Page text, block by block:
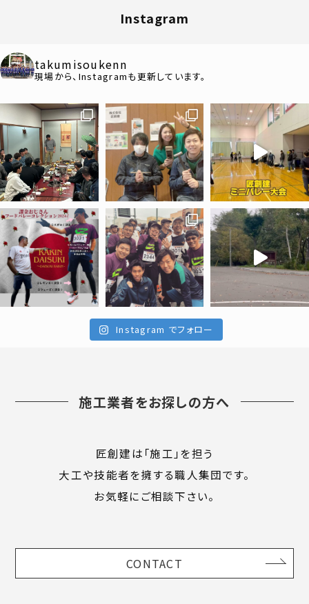
Instagram
takumisoukenn
現場から、Instagramも更新しています。
Instagram でフォロー
施工業者をお探しの方へ
匠創建は「施工」を担う
大工や技能者を擁する職人集団です。
お気軽にご相談下さい。
CONTACT